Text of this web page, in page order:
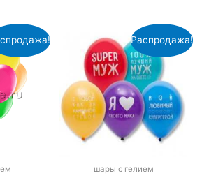
Распродажа!
шары с гелием